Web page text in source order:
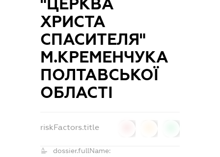
"ЦЕРКВА
ХРИСТА
СПАСИТЕЛЯ"
М.КРЕМЕНЧУКА
ПОЛТАВСЬКОЇ
ОБЛАСТІ
riskFactors.title
dossier.fullName: